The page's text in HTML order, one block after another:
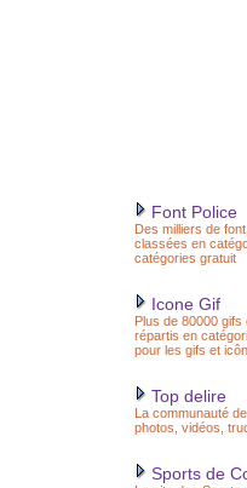
Font Police
Des milliers de
classées en
catégories gratuit
Icone Gif
Plus de 80000 gifs
répartis en
pour les gifs et
Top delire
La communauté
photos, vidéos,
Sports de